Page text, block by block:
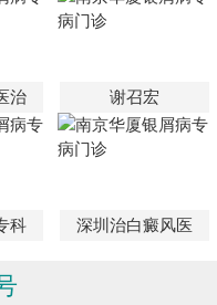
治 谢召宏
科 深圳治白癜风医